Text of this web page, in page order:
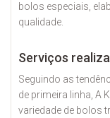
bolos especiais,
qualidade.
Serviços
Seguindo as
de primeira linha, A
variedade de bolos